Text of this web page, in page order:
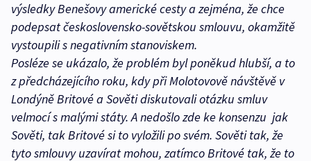
výsledky Benešovy americké cesty a zejména, že chce
podepsat československo-sovětskou smlouvu, okamžitě
vystoupili s negativním stanoviskem.
Posléze se ukázalo, že problém byl poněkud hlubší, a to
z předcházejícího roku, kdy při Molotovově návštěvě v
Londýně Britové a Sověti diskutovali otázku smluv
velmocí s malými státy. A nedošlo zde ke konsenzu ­ jak
Sověti, tak Britové si to vyložili po svém. Sověti tak, že
tyto smlouvy uzavírat mohou, zatímco Britové tak, že to